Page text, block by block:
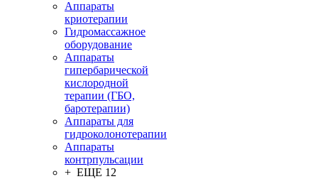
Аппараты
криотерапии
Гидромассажное
оборудование
Аппараты
гипербарической
кислородной
терапии (ГБО,
баротерапии)
Аппараты для
гидроколонотерапии
Аппараты
контрпульсации
+ ЕЩЕ 12